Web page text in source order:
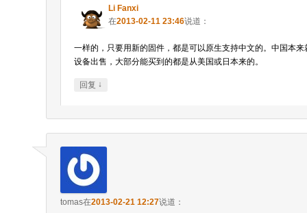
Li Fanxi
在2013-02-11 23:46说道：
一样的，只要用新的固件，都是可以原生支持中文的。中国本
设备出售，大部分能买到的都是从美国或日本来的。
回复 ↓
tomas在2013-02-21 12:27说道：